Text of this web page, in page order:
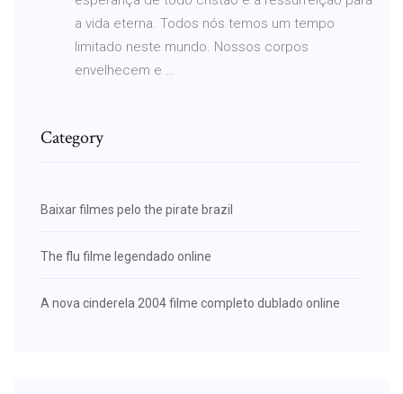
a vida eterna. Todos nós temos um tempo
limitado neste mundo. Nossos corpos
envelhecem e …
Category
Baixar filmes pelo the pirate brazil
The flu filme legendado online
A nova cinderela 2004 filme completo dublado online